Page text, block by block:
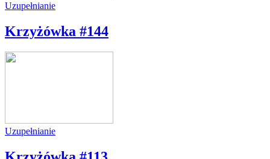
Uzupełnianie
Krzyżówka #144
Uzupełnianie